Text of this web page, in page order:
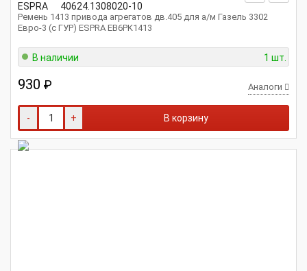
ESPRA 40624.1308020-10
Ремень 1413 привода агрегатов дв.405 для а/м Газель 3302
Евро-3 (с ГУР) ESPRA EB6PK1413
В наличии 1 шт.
930 ₽ Аналоги
- + В корзину